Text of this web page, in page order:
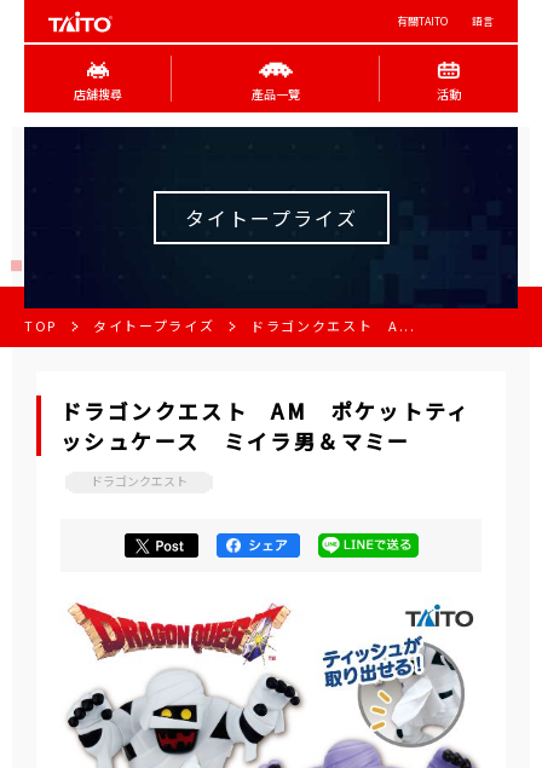
有關TAITO 語言
店舖搜尋 產品一覽 活動
タイトープライズ
TOP タイトープライズ ドラゴンクエスト A...
ドラゴンクエスト AM ポケットティ
ッシュケース ミイラ男＆マミー
ドラゴンクエスト